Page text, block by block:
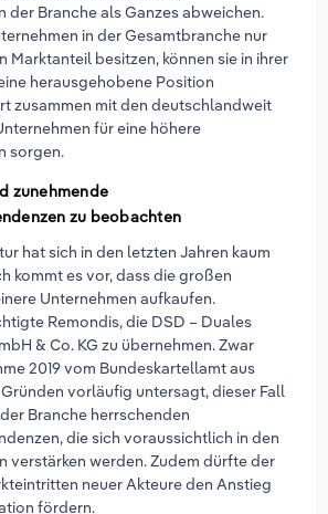
der Branche als Ganzes abweichen.
in der Gesamtbranche nur
Marktanteil besitzen, können sie in ihrer
herausgehobene Position
zusammen mit den deutschlandweit
für eine höhere
sorgen.
zunehmende
zu beobachten
hat sich in den letzten Jahren kaum
kommt es vor, dass die großen
Unternehmen aufkaufen.
Remondis, die DSD – Duales
& Co. KG zu übernehmen. Zwar
2019 vom Bundeskartellamt aus
vorläufig untersagt, dieser Fall
Branche herrschenden
die sich voraussichtlich in den
verstärken werden. Zudem dürfte der
neuer Akteure den Anstieg
fördern.